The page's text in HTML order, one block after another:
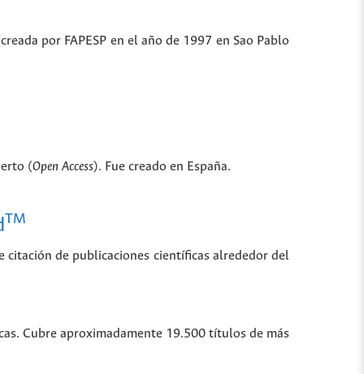
por FAPESP en el año de 1997 en Sao Pablo
(Open Access). Fue creado en España.
TM
citación de publicaciones científicas alrededor del
Cubre aproximadamente 19.500 títulos de más